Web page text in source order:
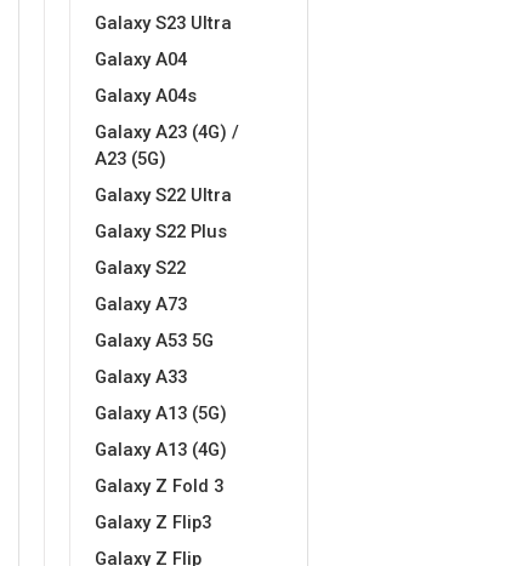
Galaxy S23 Ultra
Galaxy A04
Galaxy A04s
Galaxy A23 (4G) /
A23 (5G)
Galaxy S22 Ultra
Galaxy S22 Plus
Galaxy S22
Galaxy A73
Galaxy A53 5G
Galaxy A33
Galaxy A13 (5G)
Galaxy A13 (4G)
Galaxy Z Fold 3
Galaxy Z Flip3
Galaxy Z Flip
Monogrami
Za njega